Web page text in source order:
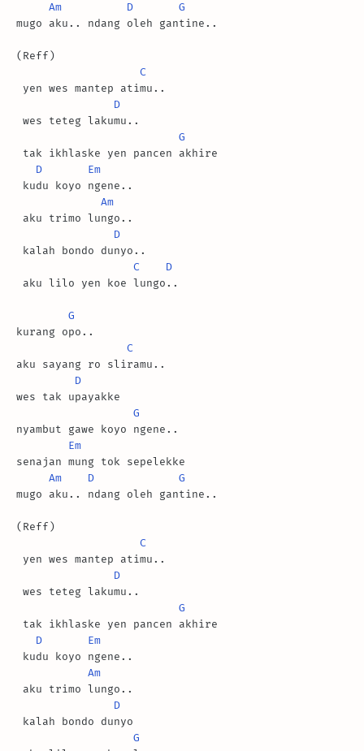
Am
D
G
mugo aku.. ndang oleh gantine..
(Reff)
C
yen wes mantep atimu..
D
wes teteg lakumu..
G
tak ikhlaske yen pancen akhire
D
Em
kudu koyo ngene..
Am
aku trimo lungo..
D
kalah bondo dunyo..
C
D
aku lilo yen koe lungo..
G
kurang opo..
C
aku sayang ro sliramu..
D
wes tak upayakke
G
nyambut gawe koyo ngene..
Em
senajan mung tok sepelekke
Am
D
G
mugo aku.. ndang oleh gantine..
(Reff)
C
yen wes mantep atimu..
D
wes teteg lakumu..
G
tak ikhlaske yen pancen akhire
D
Em
kudu koyo ngene..
Am
aku trimo lungo..
D
kalah bondo dunyo
G